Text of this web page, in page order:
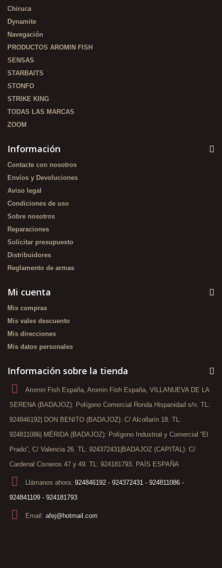
Chiruca
Dynamite
Navegación
PRODUCTOS AROMIN FISH
SENSAS
STARBAITS
STONFO
STRIKE KING
TODAS LAS MARCAS
ZOOM
Información
Contacte con nosotros
Envíos y Devoluciones
Aviso legal
Condiciones de uso
Sobre nosotros
Reparaciones
Solicitar presupuesto
Distribuidores
Reglamento de armas
Mi cuenta
Mis compras
Mis vales descuento
Mis direcciones
Mis datos personales
Información sobre la tienda
Aromin Fish España, Aromin Fish España, VILLANUEVA DE LA
SERENA (BADAJOZ): Polígono Comercial Ronda Hispanidad s/n. TL:
924846192| DON BENITO (BADAJOZ): C/ Alcollarín 18. TL:
924811086| MÉRIDA (BADAJOZ): Polígono Industrial y Comercial “El
Prado”, C/ Valencia 26. TL: 924372431|BADAJOZ (CAPITAL): C/
Cardenal Cisneros 47 y 49. TL: 924181793. PAÍS ESPAÑA
Llámanos ahora: 924846192 - 924372431 - 924811086 -
924841109 - 924181793
Email: afej@hotmail.com